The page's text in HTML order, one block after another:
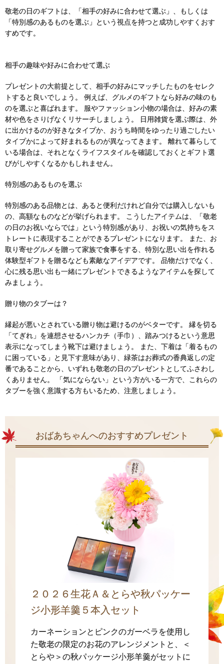
敬老の日のギフトは、「相手の好みに合わせて選ぶ」、もしくは
「特別感のあるものを選ぶ」という視点を持つと成功しやすくおす
すめです。
相手の趣味や好みに合わせて選ぶ
プレゼントの大前提として、相手の好みにマッチしたものをセレク
トすると良いでしょう。 例えば、グルメのギフトなら好みの味のも
のを選ぶと喜ばれます。 服やファッション小物の場合は、好みの素
材や色をさりげなくリサーチしましょう。 日用雑貨を選ぶ際は、外
に出かけるのが好きなタイプか、おうち時間をゆったり過ごしたい
タイプかによって好まれるものが異なってきます。 離れて暮らして
いる場合は、それとなくライフスタイルを確認しておくとギフト選
びがしやすくなるかもしれません。
特別感のあるものを選ぶ
特別感のある品物とは、あると便利だけれど自分では購入しないも
の、高額なものなどが挙げられます。 こうしたアイテムは、「敬老
の日のお祝いならでは」という特別感があり、お祝いの気持ちをス
トレートに表現することができるプレゼントになります。 また、お
取り寄せグルメを贈って家族で食事をする、特別な思い出を作れる
体験型ギフトを贈るなども素敵なアイデアです。 品物だけでなく、
心に残る思い出も一緒にプレゼントできるようなアイテムを探して
みましょう。
贈り物のタブーは？
縁起が悪いとされている贈り物は避けるのがベターです。 縁を切る
「てぎれ」を連想させるハンカチ（手巾）、踏みつけるという意思
表示になってしまう靴下は避けましょう。 また、下着は「着るもの
に困っている」と見下す意味があり、緑茶はお葬式の香典返しの定
番であることから、いずれも敬老の日のプレゼントとしてふさわし
くありません。 「気にならない」という方がいる一方で、これらの
タブーを強く意識する方もいるため、注意しましょう。
おばあちゃんへのおすすめプレゼント
２０２６生花Ａ＆とらや秋パッケー
ジ小形羊羹５本入セット
カーネーションとピンクのガーベラを使用し
た敬老の限定のお花のアレンジメントと、＜
とらや＞の秋パッケージ小形羊羹がセットに